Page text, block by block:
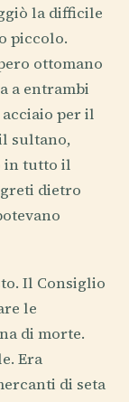
la difficile
piccolo.
ottomano
a entrambi
per il
sultano,
in tutto il
dietro
Il Consiglio
le
di morte.
Era
di seta